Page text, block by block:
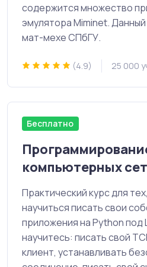
содержится множество
эмулятора Miminet.
мат-мехе СПбГУ.
(4.9) 25 000
Бесплатно
компьютерных
Практический курс для
научиться писать свои
приложения на Python под
научитесь: писать свой
клиент, устанавливать